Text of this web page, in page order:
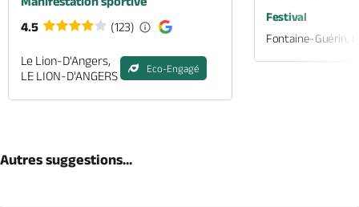
4.5
(123)
Le Lion-D'Angers,
LE LION-D'ANGERS
Eco-Engagé
Festival
Fontaine-Guérin,
Autres suggestions...